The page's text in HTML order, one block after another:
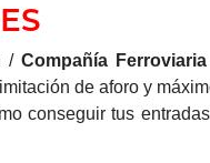
/ Compañía Ferroviaria
de aforo y
conseguir tus